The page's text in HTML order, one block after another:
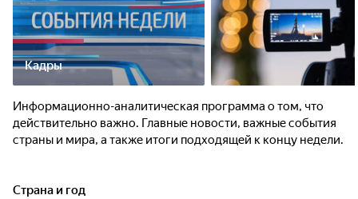
Кадры
Информационно-аналитическая программа о том, что
действительно важно. Главные новости, важные события
страны и мира, а также итоги подходящей к концу недели.
Страна и год